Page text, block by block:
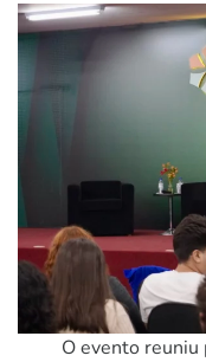
O evento reuniu